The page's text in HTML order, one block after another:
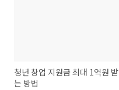
청년 창업 지원금 최대 1억원 받
는 방법